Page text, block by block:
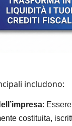
includono:
:
costituita,